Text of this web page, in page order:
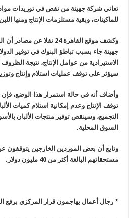
تعاني شركة جهينة من نقص في توريدات مواد
للماكينات، وبقية مستلزمات الإنتاج ومنها
وكشف موقع القاهرة 24
جهينة جاء بسبب تباطؤ البنوك في توفير الدولار
الاستيرادية من عوامل الإنتاج، نتيجة الظروف
سيؤثر على توقف عمليات استلام وإنتاج وتوزيع
وأضاف أنه في حالة استمرار هذا الوضع،
توقف الإنتاج وعدم إمكانية استلام كميات
التجميع، وسينقص توفير منتجات الألبان
السوق المحلية.
وتابع أن بعض الموردين الخارجين يتوقفون
مستحقاتهم البالغة أكثر من 40 مليون دولار
.
* رجال أعمال يهاجمون قرار المركزي برفع